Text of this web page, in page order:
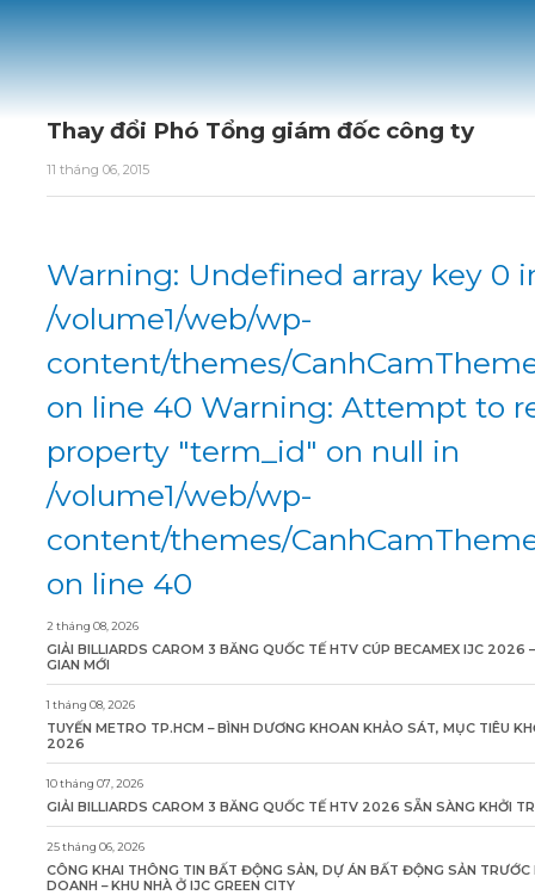
Thay đổi Phó Tổng giám đốc công ty
11 tháng 06, 2015
Warning: Undefined array key 0
/volume1/web/wp-
content/themes/
on line 40 Warning: Attempt to
property "term_id" on null in
/volume1/web/wp-
content/themes/
on line 40
2 tháng 08, 2026
GIẢI BILLIARDS CAROM 3 BĂNG QUỐC TẾ HTV CÚP BECAMEX IJC 2026
GIAN MỚI
1 tháng 08, 2026
TUYẾN METRO TP.HCM – BÌNH DƯƠNG KHOAN KHẢO SÁT, MỤC TIÊU
2026
10 tháng 07, 2026
GIẢI BILLIARDS CAROM 3 BĂNG QUỐC TẾ HTV 2026 SẴN SÀNG KHỞI
25 tháng 06, 2026
CÔNG KHAI THÔNG TIN BẤT ĐỘNG SẢN, DỰ ÁN BẤT ĐỘNG SẢN
DOANH – KHU NHÀ Ở IJC GREEN CITY